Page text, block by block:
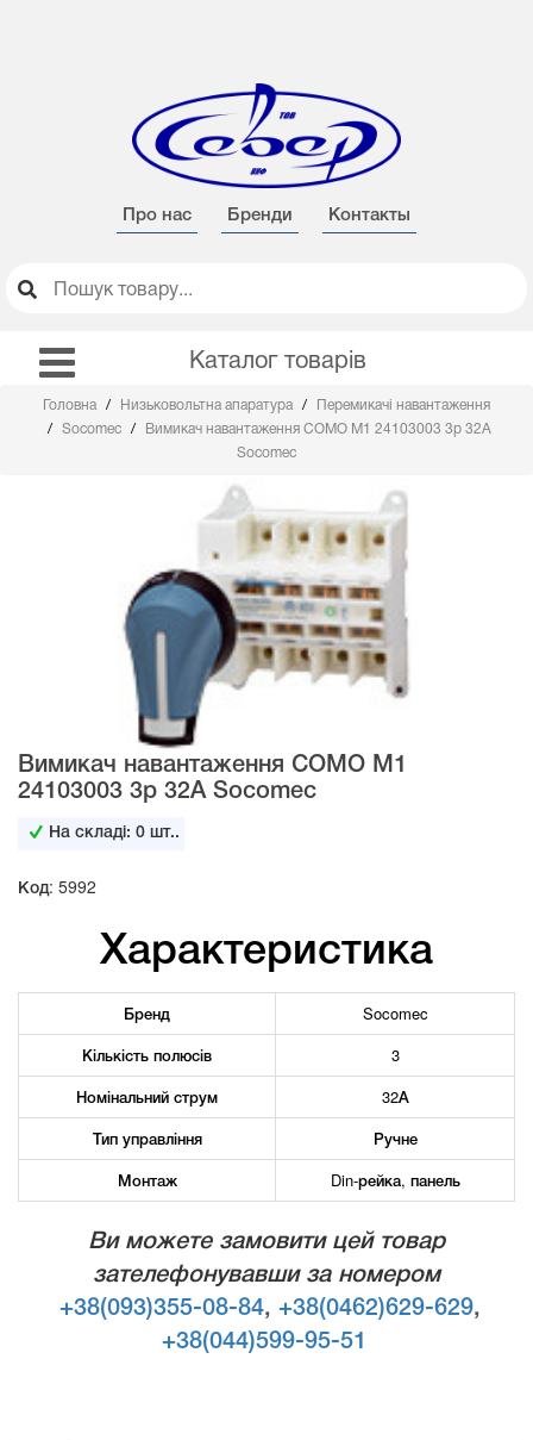
Про нас Бренди Контакты
Каталог товарів
Головна Низьковольтна апаратура
Перемикачі навантаження
Socomec
Вимикач навантаження COMO M1 24103003 3p 32А
Socomec
Вимикач навантаження COMO M1
24103003 3p 32А Socomec
На складі:0 шт..
Код: 5992
Характеристика
Бренд
Socomec
Кількість полюсів
3
Номінальний струм
32А
Тип управління
Ручне
Монтаж
Din-рейка, панель
Ви можете замовити цей товар
зателефонувавши за номером
+38(093)355-08-84, +38(0462)629-629,
+38(044)599-95-51